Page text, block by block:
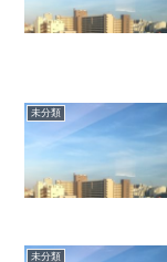
未分類
未分類